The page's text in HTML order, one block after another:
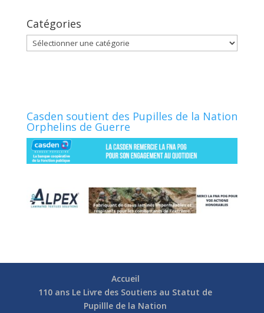
Catégories
Catégories
Casden soutient des Pupilles de la Nation
Orphelins de Guerre
Accueil
110 ans Le Livre des Soutiens au Statut de
Pupillle de la Nation